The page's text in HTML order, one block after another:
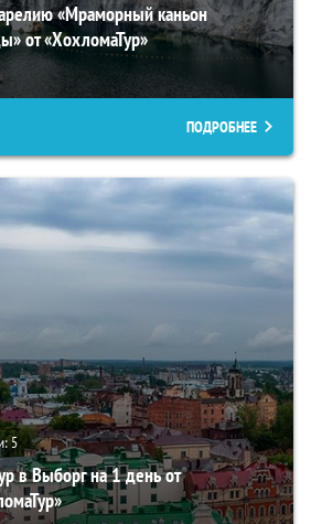
«Мраморный каньон
от «ХохломаТур»
ПОДРОБНЕЕ
5
в Выборг на 1 день от